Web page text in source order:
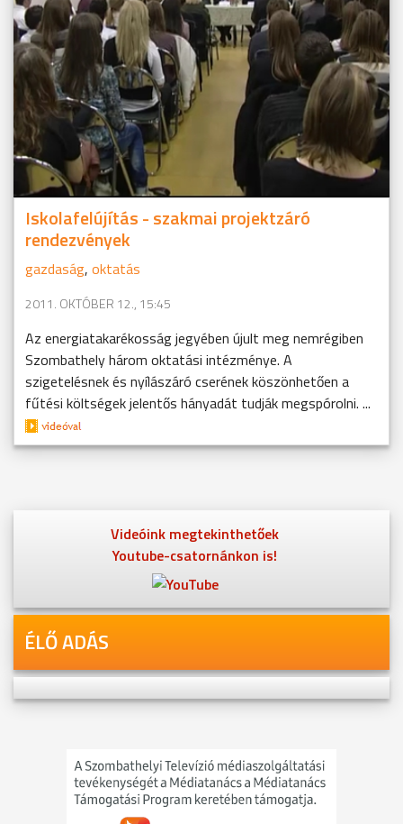
Iskolafelújítás - szakmai projektzáró
rendezvények
gazdaság, oktatás
2011. OKTÓBER 12., 15:45
Az energiatakarékosság jegyében újult meg nemrégiben
Szombathely három oktatási intézménye. A
szigetelésnek és nyílászáró cserének köszönhetően a
fűtési költségek jelentős hányadát tudják megspórolni. ...
Videóink megtekinthetőek
Youtube-csatornánkon is!
ÉLŐ ADÁS